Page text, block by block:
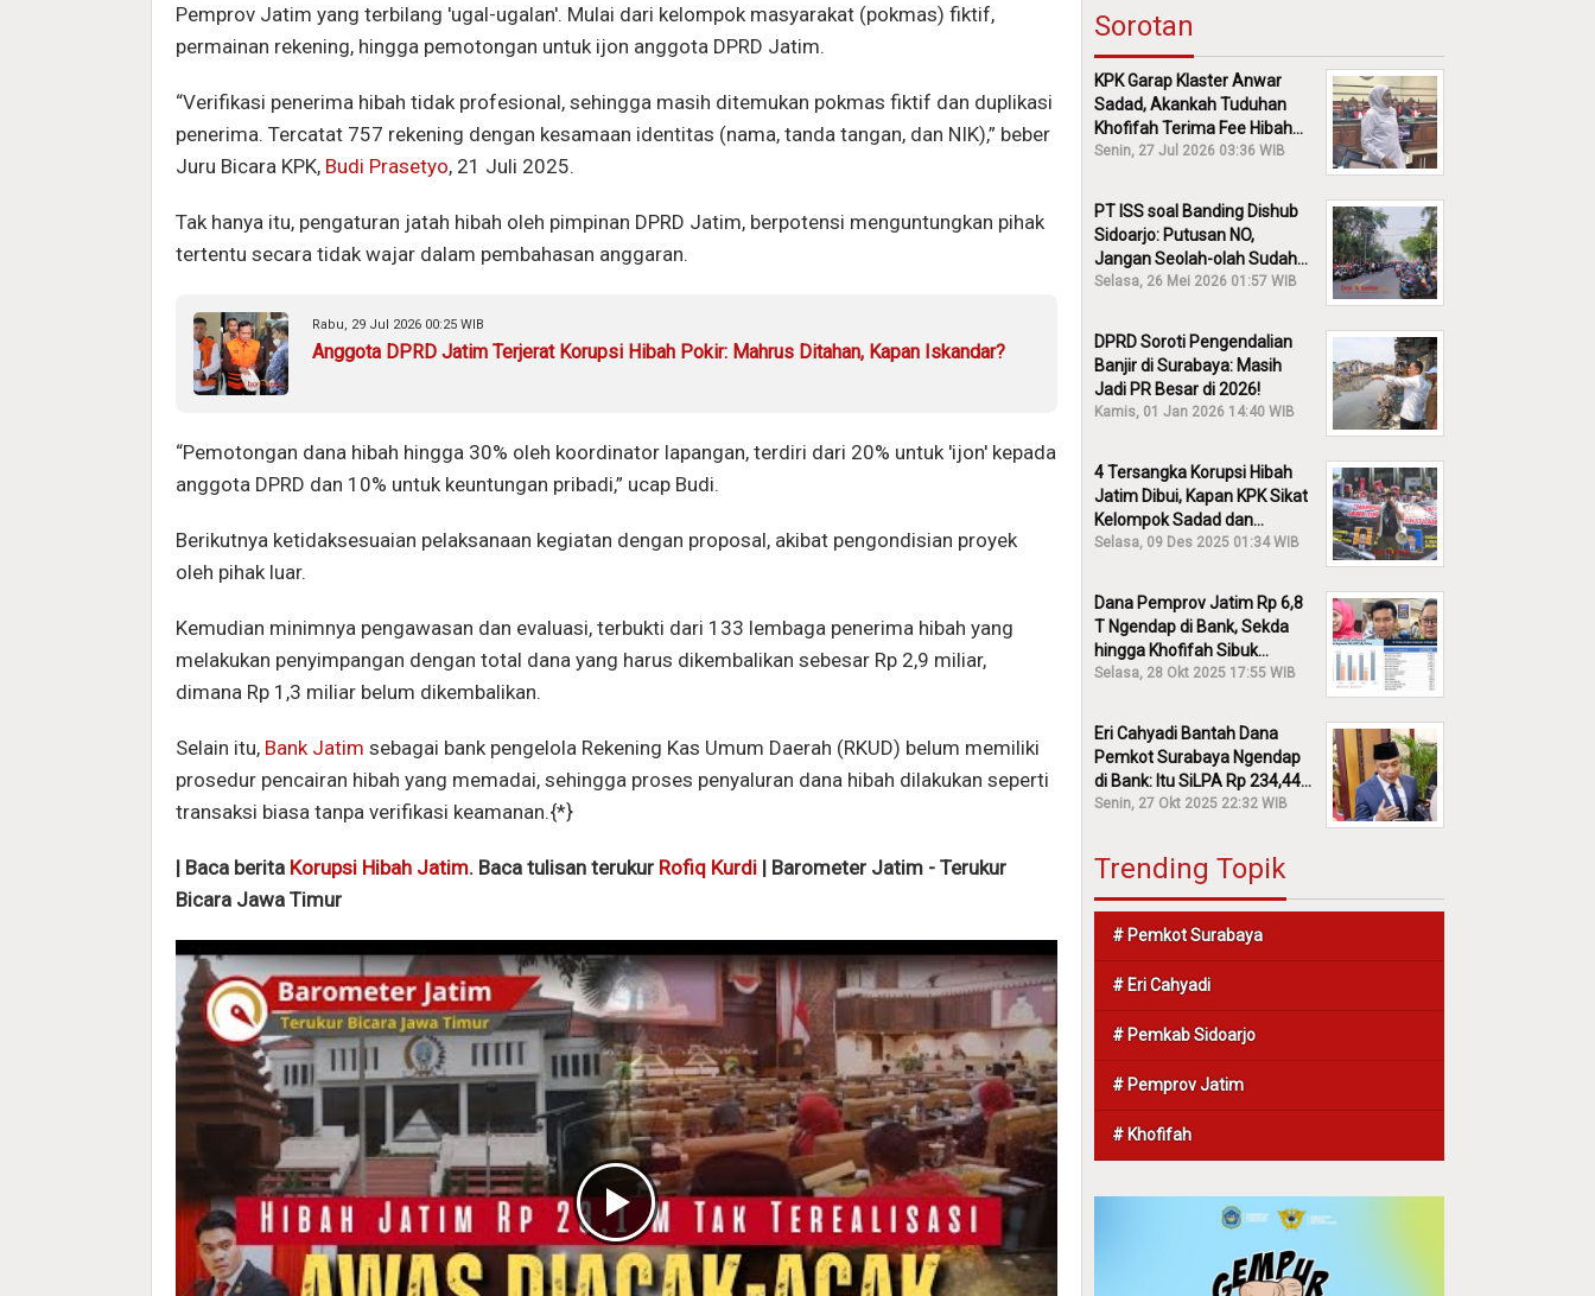
Pemprov Jatim yang terbilang 'ugal-ugalan'. Mulai dari kelompok masyarakat (pokmas) fiktif,
permainan rekening, hingga pemotongan untuk ijon anggota DPRD Jatim.
“Verifikasi penerima hibah tidak profesional, sehingga masih ditemukan pokmas fiktif dan duplikasi
penerima. Tercatat 757 rekening dengan kesamaan identitas (nama, tanda tangan, dan NIK),” beber
Juru Bicara KPK, Budi Prasetyo, 21 Juli 2025.
Tak hanya itu, pengaturan jatah hibah oleh pimpinan DPRD Jatim, berpotensi menguntungkan pihak
tertentu secara tidak wajar dalam pembahasan anggaran.
Rabu, 29 Jul 2026 00:25 WIB
Anggota DPRD Jatim Terjerat Korupsi Hibah Pokir: Mahrus Ditahan, Kapan Iskandar?
“Pemotongan dana hibah hingga 30% oleh koordinator lapangan, terdiri dari 20% untuk 'ijon' kepada
anggota DPRD dan 10% untuk keuntungan pribadi,” ucap Budi.
Berikutnya ketidaksesuaian pelaksanaan kegiatan dengan proposal, akibat pengondisian proyek
oleh pihak luar.
Kemudian minimnya pengawasan dan evaluasi, terbukti dari 133 lembaga penerima hibah yang
melakukan penyimpangan dengan total dana yang harus dikembalikan sebesar Rp 2,9 miliar,
dimana Rp 1,3 miliar belum dikembalikan.
Selain itu, Bank Jatim sebagai bank pengelola Rekening Kas Umum Daerah (RKUD) belum memiliki
prosedur pencairan hibah yang memadai, sehingga proses penyaluran dana hibah dilakukan seperti
transaksi biasa tanpa verifikasi keamanan.{*}
| Baca berita Korupsi Hibah Jatim. Baca tulisan terukur Rofiq Kurdi | Barometer Jatim - Terukur
Bicara Jawa Timur
Sorotan
KPK Garap Klaster Anwar
Sadad, Akankah Tuduhan
Khofifah Terima Fee Hibah
30% Diusut?
Senin, 27 Jul 2026 03:36 WIB
PT ISS soal Banding Dishub
Sidoarjo: Putusan NO,
Jangan Seolah-olah Sudah
Menang!
Selasa, 26 Mei 2026 01:57 WIB
DPRD Soroti Pengendalian
Banjir di Surabaya: Masih
Jadi PR Besar di 2026!
Kamis, 01 Jan 2026 14:40 WIB
4 Tersangka Korupsi Hibah
Jatim Dibui, Kapan KPK Sikat
Kelompok Sadad dan
Iskandar?
Selasa, 09 Des 2025 01:34 WIB
Dana Pemprov Jatim Rp 6,8
T Ngendap di Bank, Sekda
hingga Khofifah Sibuk
Membantah!
Selasa, 28 Okt 2025 17:55 WIB
Eri Cahyadi Bantah Dana
Pemkot Surabaya Ngendap
di Bank: Itu SiLPA Rp 234,44
M!
Senin, 27 Okt 2025 22:32 WIB
Trending Topik
# Pemkot Surabaya
# Eri Cahyadi
# Pemkab Sidoarjo
# Pemprov Jatim
# Khofifah